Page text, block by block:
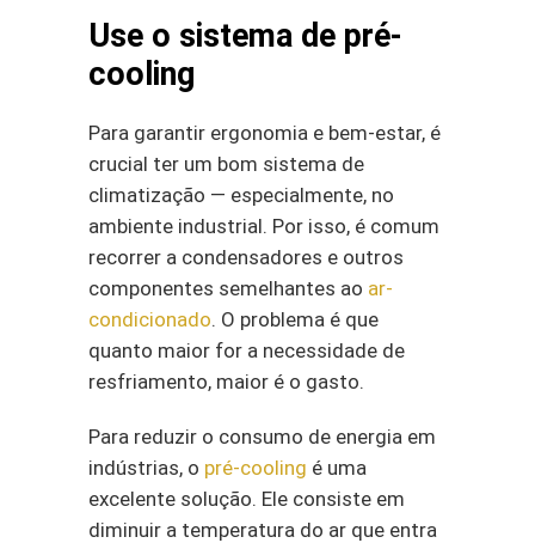
Use o sistema de pré-
cooling
Para garantir ergonomia e bem-estar, é
crucial ter um bom sistema de
climatização — especialmente, no
ambiente industrial. Por isso, é comum
recorrer a condensadores e outros
componentes semelhantes ao ar-
condicionado. O problema é que
quanto maior for a necessidade de
resfriamento, maior é o gasto.
Para reduzir o consumo de energia em
indústrias, o pré-cooling é uma
excelente solução. Ele consiste em
diminuir a temperatura do ar que entra